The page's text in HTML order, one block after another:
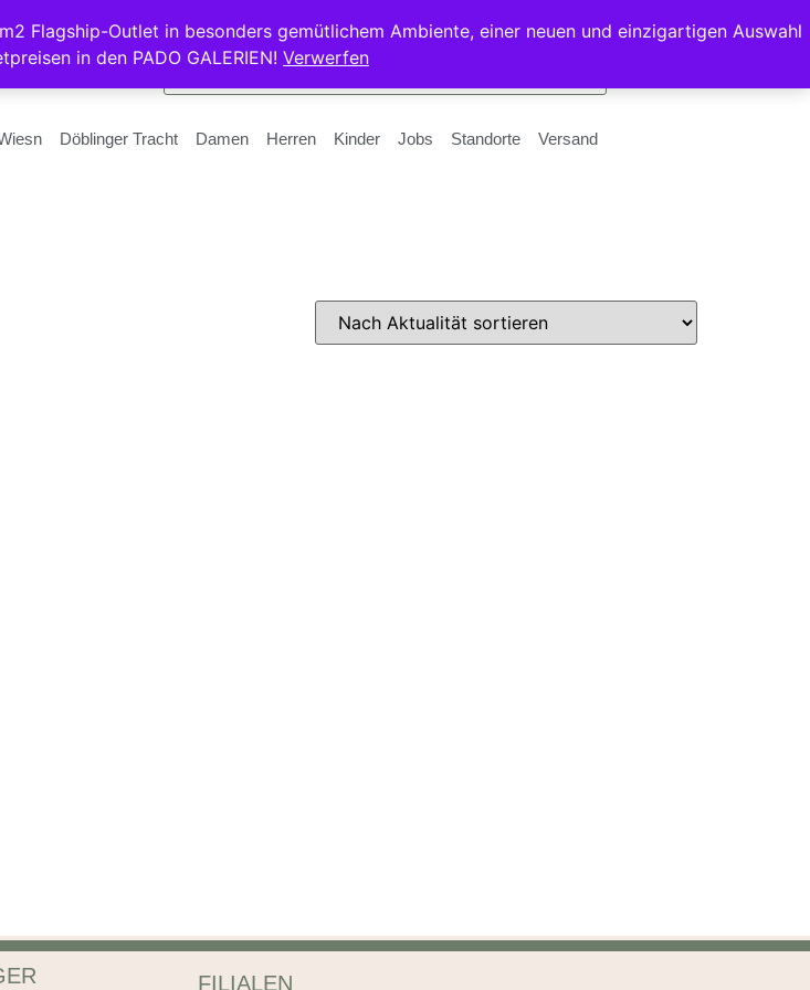
Flagship-Outlet in besonders gemütlichem Ambiente, einer neuen und einzigartigen Auswahl
in den PADO GALERIEN! Verwerfen
Döblinger Tracht Damen Herren Kinder Jobs Standorte Versand
FILIALEN